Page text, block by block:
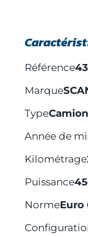
Référence
Marque
TypeCamion
Année de
Kilométrage
Puissance
NormeEuro